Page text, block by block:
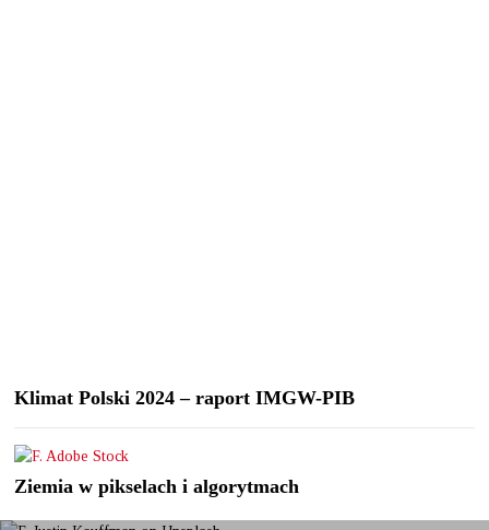
Klimat Polski 2024 – raport IMGW-PIB
Ziemia w pikselach i algorytmach